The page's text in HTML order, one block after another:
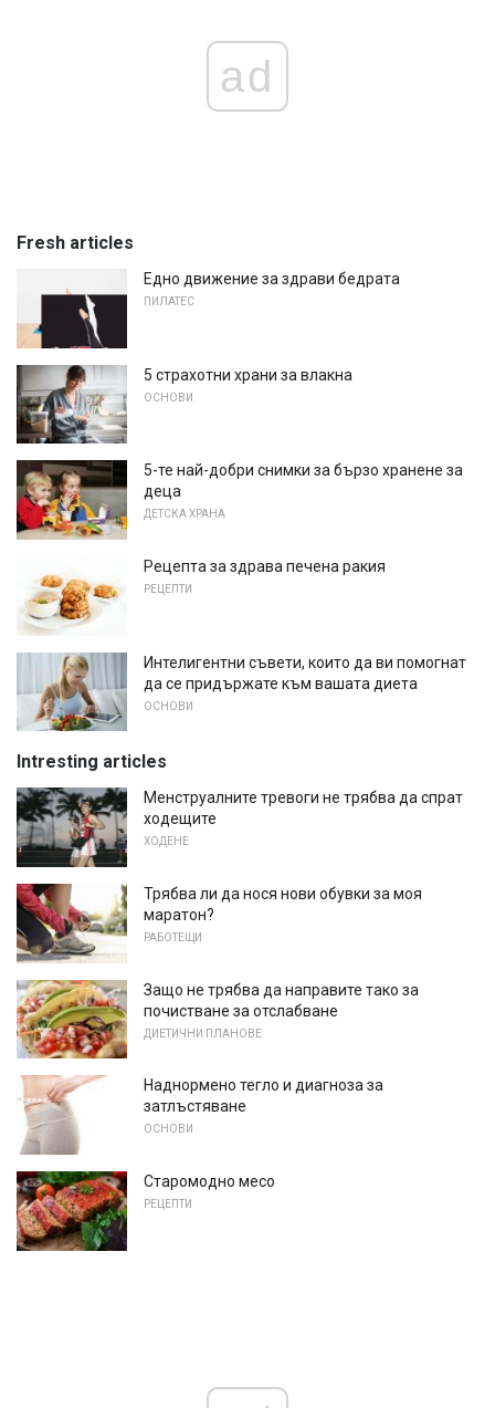
ad
Fresh articles
Едно движение за здрави бедрата
ПИЛАТЕС
5 страхотни храни за влакна
ОСНОВИ
5-те най-добри снимки за бързо хранене за
деца
ДЕТСКА ХРАНА
Рецепта за здрава печена ракия
РЕЦЕПТИ
Интелигентни съвети, които да ви помогнат
да се придържате към вашата диета
ОСНОВИ
Intresting articles
Менструалните тревоги не трябва да спрат
ходещите
ХОДЕНЕ
Трябва ли да нося нови обувки за моя
маратон?
РАБОТЕЩИ
Защо не трябва да направите тако за
почистване за отслабване
ДИЕТИЧНИ ПЛАНОВЕ
Наднормено тегло и диагноза за
затлъстяване
ОСНОВИ
Старомодно месо
РЕЦЕПТИ